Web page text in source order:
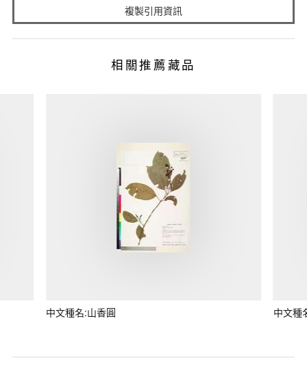
複製引用資訊
相關推薦藏品
中文種名:山香圓 中文種